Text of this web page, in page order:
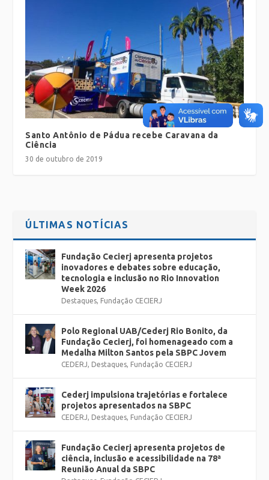
Santo Antônio de Pádua recebe Caravana da
Ciência
30 de outubro de 2019
ÚLTIMAS NOTÍCIAS
Fundação Cecierj apresenta projetos
inovadores e debates sobre educação,
tecnologia e inclusão no Rio Innovation
Week 2026
Destaques, Fundação CECIERJ
Polo Regional UAB/Cederj Rio Bonito, da
Fundação Cecierj, foi homenageado com a
Medalha Milton Santos pela SBPC Jovem
CEDERJ, Destaques, Fundação CECIERJ
Cederj impulsiona trajetórias e fortalece
projetos apresentados na SBPC
CEDERJ, Destaques, Fundação CECIERJ
Fundação Cecierj apresenta projetos de
ciência, inclusão e acessibilidade na 78ª
Reunião Anual da SBPC